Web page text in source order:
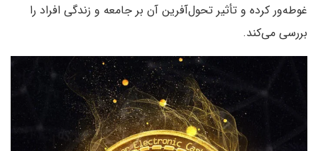
غوطه‌ور کرده و تأثیر تحول‌آفرین آن بر جامعه و زندگی افراد را
بررسی می‌کند.